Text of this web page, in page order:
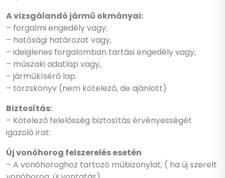
A vizsgálandó jármű okmányai:
– forgalmi engedély vagy;
– hatósági határozat vagy,
– ideiglenes forgalomban tartási engedély vagy,
– műszaki adatlap vagy,
– járműkísérő lap.
– törzskönyv (nem kötelező, de ajánlott)
Biztosítás:
– Kötelező felelősség biztosítás érvényességét
igazoló irat:
Új vonóhorog felszerelés esetén
– A vonóhoroghoz tartozó műbizonylat; ( ha új szerelt